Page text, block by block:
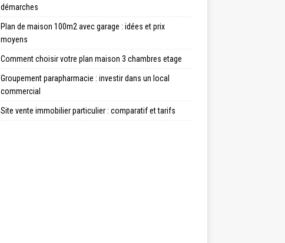
démarches
Plan de maison 100m2 avec garage : idées et prix
moyens
Comment choisir votre plan maison 3 chambres etage
Groupement parapharmacie : investir dans un local
commercial
Site vente immobilier particulier : comparatif et tarifs